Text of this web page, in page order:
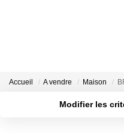
Nos
Accueil A vendre Maison
Modifier les